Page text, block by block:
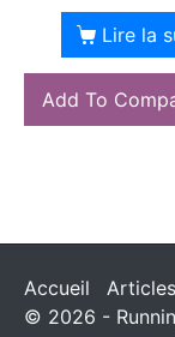
Lire la
Add To
Accueil Articles
© 2026 -